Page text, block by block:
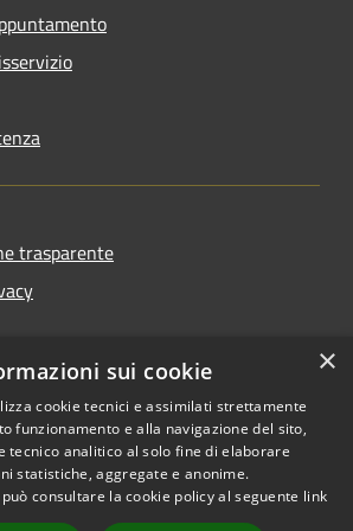
trasparente
accessibilità
Copyright © 2026 • Comune di
×
sui cookie
cookie tecnici e assimilati strettamente
funzionamento e alla navigazione del sito,
tecnico analitico al solo fine di elaborare
statistiche, aggregate e anonime.
consultare la cookie policy al seguente link